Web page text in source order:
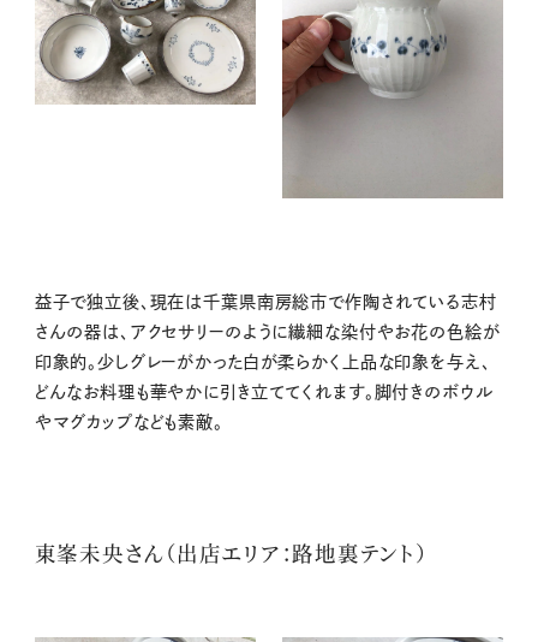
益子で独立後、現在は千葉県南房総市で作陶されている志村
さんの器は、アクセサリーのように繊細な染付やお花の色絵が
印象的。少しグレーがかった白が柔らかく上品な印象を与え、
どんなお料理も華やかに引き立ててくれます。脚付きのボウル
やマグカップなども素敵。
東峯未央さん（出店エリア：路地裏テント）